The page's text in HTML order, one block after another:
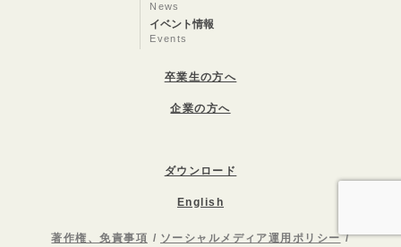
News
イベント情報
Events
卒業生の方へ
企業の方へ
ダウンロード
English
著作権、免責事項 ソーシャルメディア運用ポリシー